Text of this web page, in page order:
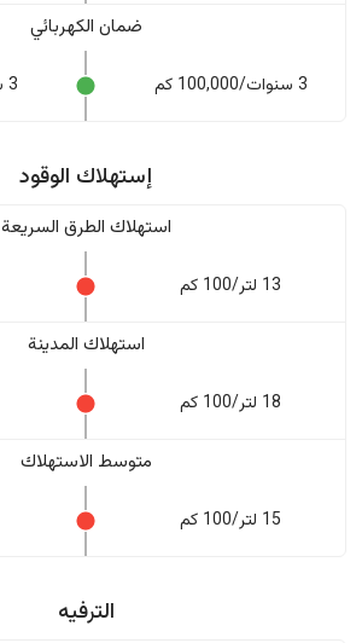
ضمان الكهربائي
3 سنوات/100,000 كم 3 سنوات/100,000 كم
إستهلاك الوقود
استهلاك الطرق السريعة
13 لتر/100 كم
استهلاك المدينة
18 لتر/100 كم
متوسط الاستهلاك
15 لتر/100 كم
الترفيه